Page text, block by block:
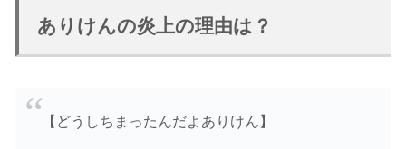
ありけんの炎上の理由は？
【どうしちまったんだよありけん】